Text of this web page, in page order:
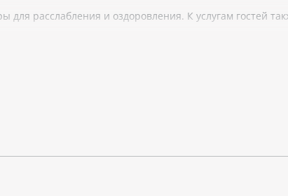
для расслабления и оздоровления. К услугам гостей
блюда местной кухни и различные напитки. Также
возможность заказать экскурсии по городу и его
термальными источниками и СПА-услугами, а также